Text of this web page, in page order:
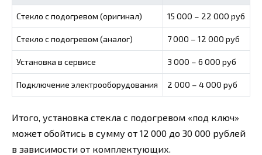
Стекло с подогревом (оригинал) 15 000 – 22 000 руб
Стекло с подогревом (аналог) 7 000 – 12 000 руб
Установка в сервисе 3 000 – 6 000 руб
Подключение электрооборудования 2 000 – 4 000 руб
Итого, установка стекла с подогревом «под ключ»
может обойтись в сумму от 12 000 до 30 000 рублей
в зависимости от комплектующих.